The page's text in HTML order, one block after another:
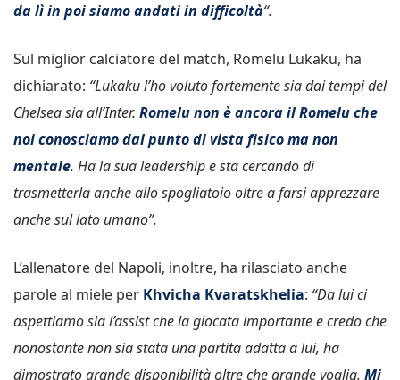
da lì in poi siamo andati in difficoltà“.
Sul miglior calciatore del match, Romelu Lukaku, ha
dichiarato: “Lukaku l’ho voluto fortemente sia dai tempi del
Chelsea sia all’Inter. Romelu non è ancora il Romelu che
noi conosciamo dal punto di vista fisico ma non
mentale. Ha la sua leadership e sta cercando di
trasmetterla anche allo spogliatoio oltre a farsi apprezzare
anche sul lato umano”.
L’allenatore del Napoli, inoltre, ha rilasciato anche
parole al miele per Khvicha Kvaratskhelia: “Da lui ci
aspettiamo sia l’assist che la giocata importante e credo che
nonostante non sia stata una partita adatta a lui, ha
dimostrato grande disponibilità oltre che grande voglia. Mi